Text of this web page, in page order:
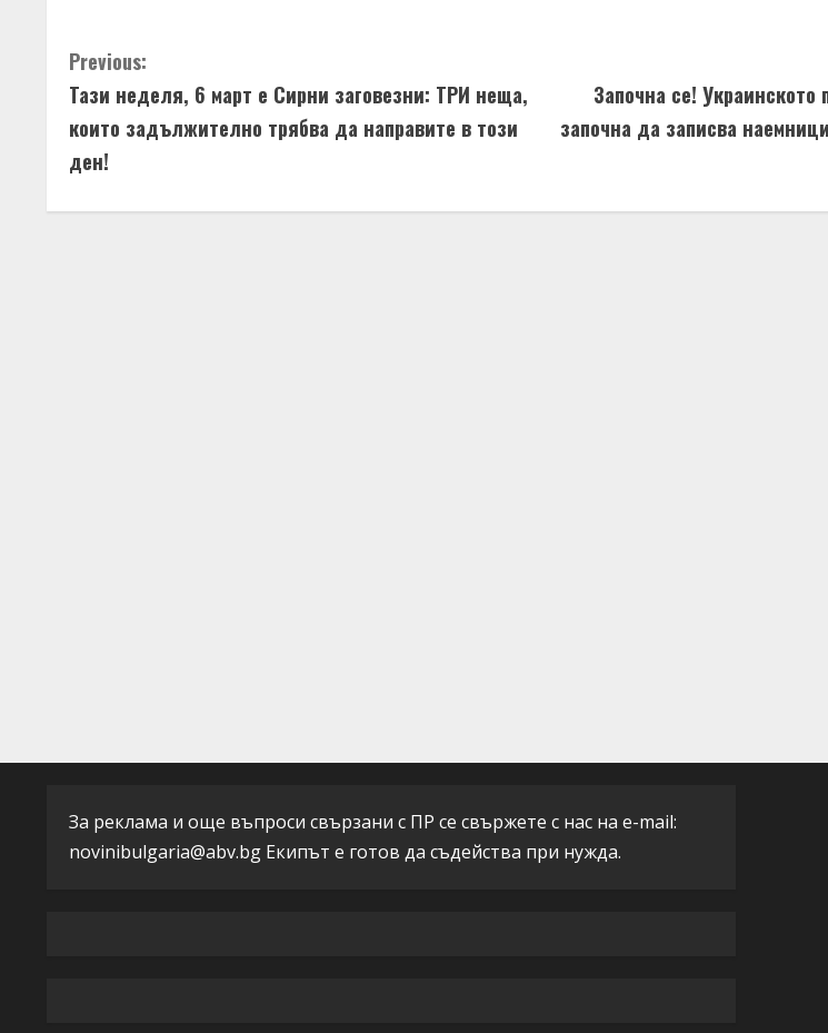
C
o
n
t
Previous:
Тази неделя, 6 март е Сирни заговезни: ТРИ неща,
които задължително трябва да направите в този
ден!
Започна се!
започна да записва
За реклама и още въпроси свързани с ПР се свържете с нас на e-mail:
novinibulgaria@abv.bg Екипът е готов да съдейства при нужда.